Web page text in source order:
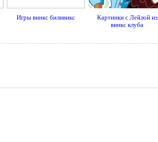
Игры винкс биливикс
Картинки с Лейлой из
винкс клуба